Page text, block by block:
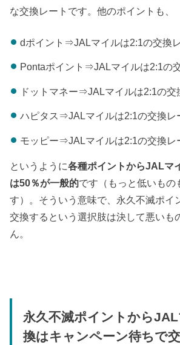
な交換レートです。他のポイントも、
dポイント⇒JALマイルは2:1の交換
Pontaポイント⇒JALマイルは2:1の
ドットマネー⇒JALマイルは2:1の交
ハピタス⇒JALマイルは2:1の交換レ
モッピー⇒JALマイルは2:1の交換レ
というように各種ポイントからJALマ
は50％が一般的です（もっと低いもの
す）。そういう意味で、永久不滅ポイ
交換するという選択肢は決して悪いも
ん。
永久不滅ポイントから
換はキャンペーン待ちで